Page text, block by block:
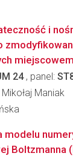
i
24, panel:
Maniak
modelu
Boltzmanna